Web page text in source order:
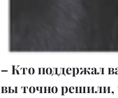
– Кто поддержал
вы точно решили,